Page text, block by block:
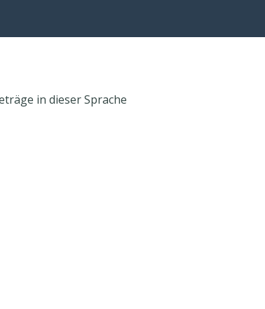
in dieser Sprache